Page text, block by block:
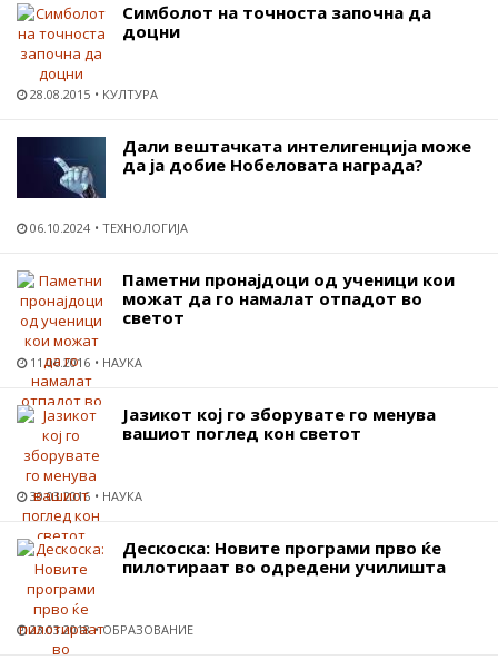
Симболот на точноста започна да
доцни
28.08.2015 КУЛТУРА
Дали вештачката интелигенција може
да ја добие Нобеловата награда?
06.10.2024 ТЕХНОЛОГИЈА
Паметни пронајдоци од ученици кои
можат да го намалат отпадот во
светот
11.06.2016 НАУКА
Јазикот кој го зборувате го менува
вашиот поглед кон светот
30.03.2016 НАУКА
Дескоска: Новите програми прво ќе
пилотираат во одредени училишта
23.03.2018 ОБРАЗОВАНИЕ